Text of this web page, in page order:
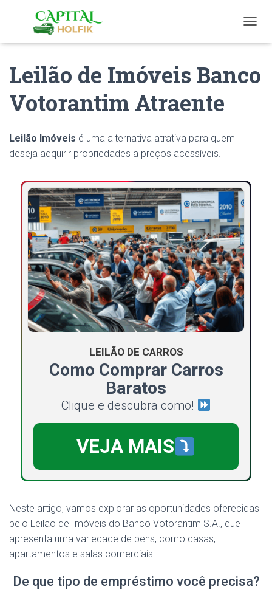
O
L
I
Leilão de Imóveis Banco
Votorantim Atraente
Leilão Imóveis é uma alternativa atrativa para quem
deseja adquirir propriedades a preços acessíveis.
LEILÃO DE CARROS
Como Comprar Carros
Baratos
Clique e descubra como!
VEJA MAIS
Neste artigo, vamos explorar as oportunidades oferecidas
pelo Leilão de Imóveis do Banco Votorantim S.A., que
apresenta uma variedade de bens, como casas,
apartamentos e salas comerciais.
De que tipo de empréstimo você precisa?